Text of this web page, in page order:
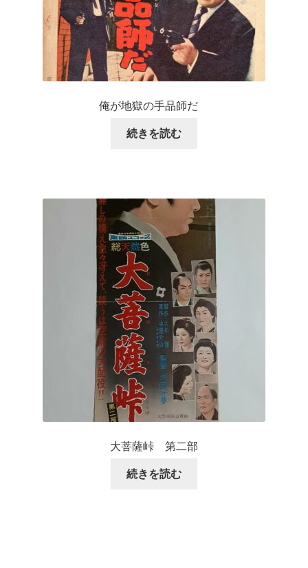
俺が地獄の手品師だ
続きを読む
大菩薩峠 第二部
続きを読む